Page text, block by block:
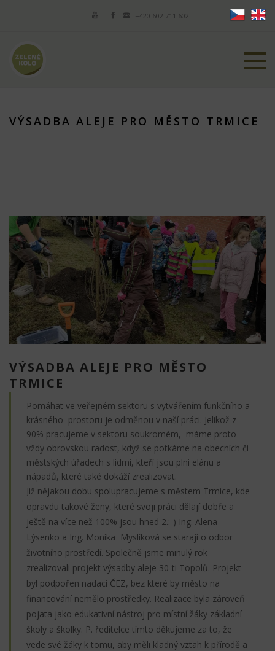
+420 602 711 602
VÝSADBA ALEJE PRO MĚSTO TRMICE
VÝSADBA ALEJE PRO MĚSTO
TRMICE
Pomáhat ve veřejném sektoru s vytvářením funkčního a
krásného prostoru je odměnou v naší práci. Jelikož z
90% pracujeme v sektoru soukromém, máme proto
vždy obrovskou radost, když se potkáme na obecních či
městských úřadech s lidmi, kteří jsou plni elánu a
nápadů, které také dokáží zrealizovat.
Již nějakou dobu spolupracujeme s městem Trmice, kde
opravdu takové ženy, které svoji práci dělají dobře a
ještě na více než 100% jsou hned 2.:-) Ing. Alena
Lýsenko a Ing. Monika Myslíková se starají o odbor
životního prostředí. Společně jsme minulý rok
zrealizovali projekt výsadby aleje 30-ti Topolů. Projekt
byl podpořen nadací ČEZ, bez které by město na
financování nemělo prostředky. Realizace byla zároveň
pojata jako edukativní nástroj pro místní žáky základní
školy a školky. P. ředitelce tímto děkujeme za to, že
vede své žáky k tomu, aby měli kladný vztah k přírodě a